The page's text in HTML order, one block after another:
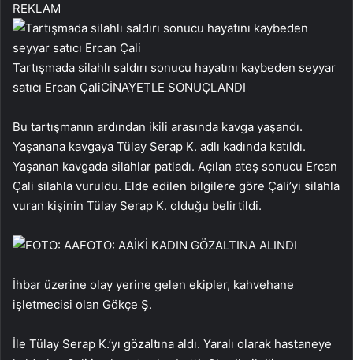
REKLAM
Tartışmada silahlı saldırı sonucu hayatını kaybeden seyyar
satıcı Ercan ÇaliCİNAYETLE SONUÇLANDI
Bu tartışmanın ardından ikili arasında kavga yaşandı.
Yaşanana kavgaya Tülay Serap K. adlı kadında katıldı.
Yaşanan kavgada silahlar patladı. Açılan ateş sonucu Ercan
Çali silahla vuruldu. Elde edilen bilgilere göre Çali’yi silahla
vuran kişinin Tülay Serap K. olduğu belirtildi.
FOTO: AAİKİ KADIN GÖZALTINA ALINDI
İhbar üzerine olay yerine gelen ekipler, kahvehane
işletmecisi olan Gökçe Ş.
İle Tülay Serap K.’yı gözaltına aldı. Yaralı olarak hastaneye